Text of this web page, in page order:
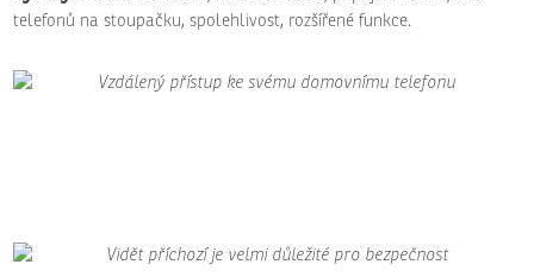
telefonů na stoupačku, spolehlivost, rozšířené funkce.